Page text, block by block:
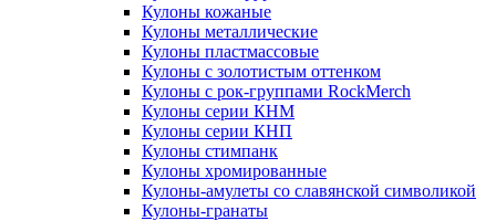
Кулоны кожаные
Кулоны металлические
Кулоны пластмассовые
Кулоны с золотистым оттенком
Кулоны с рок-группами RockMerch
Кулоны серии КНМ
Кулоны серии КНП
Кулоны стимпанк
Кулоны хромированные
Кулоны-амулеты со славянской символикой
Кулоны-гранаты